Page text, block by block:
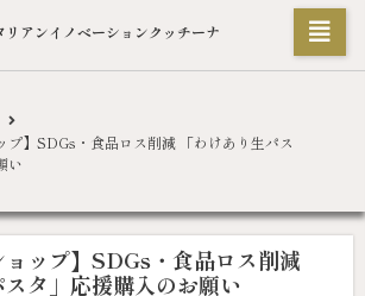
リアンイノベーションクッチーナ
プ】SDGs・食品ロス削減 「わけあり生パス
い
ョップ】SDGs・食品ロス削減
スタ」応援購入のお願い